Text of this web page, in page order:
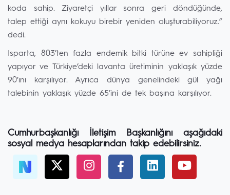
koda sahip. Ziyaretçi yıllar sonra geri döndüğünde,
talep ettiği aynı kokuyu birebir yeniden oluşturabiliyoruz.”
dedi.
Isparta, 803’ten fazla endemik bitki türüne ev sahipliği
yapıyor ve Türkiye’deki lavanta üretiminin yaklaşık yüzde
90’ını karşılıyor. Ayrıca dünya genelindeki gül yağı
talebinin yaklaşık yüzde 65’ini de tek başına karşılıyor.
Cumhurbaşkanlığı İletişim Başkanlığını aşağıdaki
sosyal medya hesaplarından takip edebilirsiniz.